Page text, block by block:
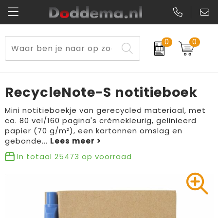
0 0
Paraplu's
Reisbenodigdheden
Aanstekers
Elektronica, Gadgets en USB
Levensmiddelen
Bidons en Sportflessen
Veiligheidsvesten en Veiligheidshesjes
Schorten en Sloven
Veiligheidssignalering en Verlichting
Gereedschap
Schoenen
Sweaters
Kledingaccessoires
T-Shirts
Peuters en Baby's
Schoenen
Lunchtassen
Opbergtassen
Schoenentassen
Golftassen
Duffeltassen
Draagtassen
RecycleNote-S notitieboek
Mini notitieboekje van gerecycled materiaal, met
ca. 80 vel/160 pagina's crèmekleurig, gelinieerd
papier (70 g/m²), een kartonnen omslag en
gebonde...
In totaal 25473 op voorraad